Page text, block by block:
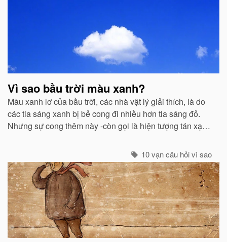
Vì sao bầu trời màu xanh?
Màu xanh lơ của bầu trời, các nhà vật lý giải thích, là do
các tia sáng xanh bị bẻ cong đi nhiều hơn tia sáng đỏ.
Nhưng sự cong thêm này -còn gọi là hiện tượng tán xạ -
10 vạn câu hỏi vì sao